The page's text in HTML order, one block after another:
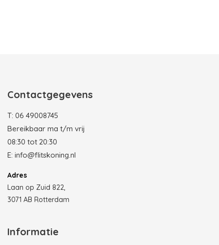
Contactgegevens
T: 06 49008745
Bereikbaar ma t/m vrij
08:30 tot 20:30
E: info@flitskoning.nl
Adres
Laan op Zuid 822,
3071 AB Rotterdam
Informatie